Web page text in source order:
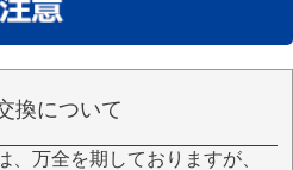
換について
万全を期しておりますが、